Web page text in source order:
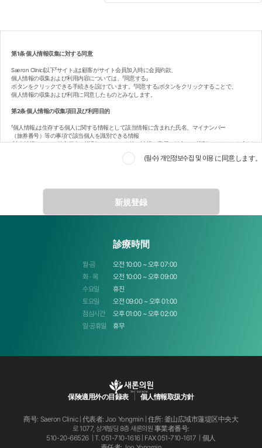
第1条 個人情報収集に対する同意
Saeron Clinic(以下「サイト」)は顧客がサイト会員加入時に会員約款、
個人情報の収集および利用内容については、「同意する」
ボタンをクリックできる手続きを設けています。「同意する」ボタンをクリックすることで、
個人情報の収集および利用に同意したものとみなします。
第2条 個人情報の収集項目及び利用目的
「個人情報」は生存する個人に関する情報として該当情報に含まれた氏名、マイナンバー
（旅券番号）等の事項で該当個人を識別できる情報
(該当情報だけでは特定個人を識別できなくても他の情報と容易に結合して識別できるものを含む)
第3条 クッキーによる個人情報収集
- 個人の関心分野によって差別化された情報を提供
- 接続頻度または訪問時間などを分析し、
利用者の志向と関心分野を把握してターゲットマーケティング及びサービス改善の尺度として活用
クッキーはユーザーのコンピューターハードディスクに保存され、
ユーザーのコンピューターを識別しますが、ユーザーを個人的に識別致しません。
クッキーが保存される度に確認プロセスを設けることが可能です。
クッキーの保存を拒否する場合はログインが必要な一部サービスは利用することができません。
(필수) 개인정보수집 및 이용 に同意します。
保険適用外の目録表 個人情報取扱方針
商号: Saeron Clinic | 代表者: Joo Yongmin | 住所: 釜山広域市蓮堤区中央大
로 1077, 상계빌딩 8층 새론의원 事業者番号:
510-20-66526 | T.051-710-1616| FAX 051-710-1617 | 個人
診療時間
월·금
오전 10:00 ~ 오후 07:00
화 · 목
오전 10:00 ~ 오후 09:00
수요일
휴진
토요일
오전 09:00 ~ 오후 01:00
점심시간
오후 01:00 ~ 오후 02:00
일·공휴일
휴무